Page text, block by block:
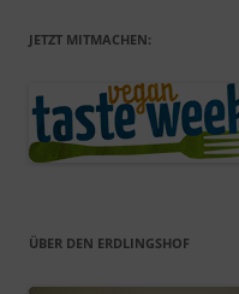
JETZT MITMACHEN:
ÜBER DEN ERDLINGSHOF